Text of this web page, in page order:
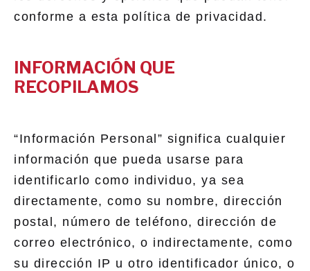
conforme a esta política de privacidad.
INFORMACIÓN QUE
RECOPILAMOS
“Información Personal” significa cualquier
información que pueda usarse para
identificarlo como individuo, ya sea
directamente, como su nombre, dirección
postal, número de teléfono, dirección de
correo electrónico, o indirectamente, como
su dirección IP u otro identificador único, o